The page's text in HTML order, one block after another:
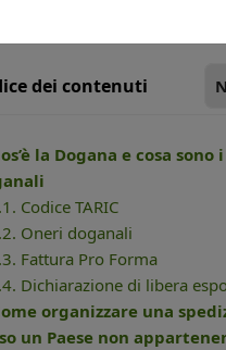
dei contenuti
la Dogana e cosa
Codice TARIC
Oneri doganali
Fattura Pro Forma
Dichiarazione di libera
organizzare una
un Paese non